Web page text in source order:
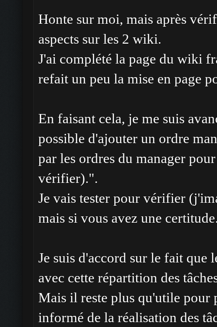
Honte sur moi, mais après
aspects sur les 2 wiki.
J'ai complété la page du wiki
refait un peu la mise en page
En faisant cela, je me suis
possible d'ajouter un ordre
par les ordres du manager
vérifier).".
Je vais tester pour vérifier
mais si vous avez une
Je suis d'accord sur le fait que
avec cette répartition des
Mais il reste plus qu'utile pour
informé de la réalisation des